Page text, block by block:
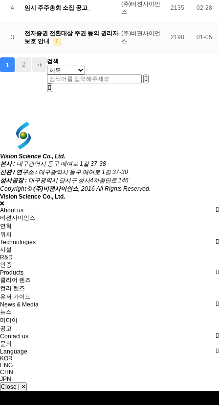
4 임시 주주총회 소집 공고
(주)비젼사이언
스
2135 02-28
3
전자증권 전환대상 주권 등의 권리자
보호 안내
(주)비젼사이언
스
2198 01-05
1 2 검색
Vision Science Co., Ltd.
본사 : 대구광역시 동구 매여로 1길 37-38
신관 / 연구소 : 대구광역시 동구 매여로 1길 37-30
성서공장 : 대구광역시 달서구 성서4차첨단로 146
Copyright © (주)비젼사이언스, 2016 All Rights Reserved.
Vision Science Co., Ltd.
About us
비젼사이언스
연혁
위치
Technologies
시설
R&D
인증
Products
클리어 렌즈
컬러 렌즈
유저 가이드
News & Media
뉴스
미디어
공고
Contact us
문의
Language
KOR
ENG
CHN
JPN
Close | ✕